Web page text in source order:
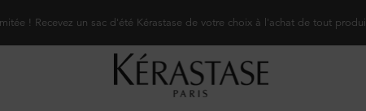
! Recevez un sac d'été Kérastase de votre choix à l'achat de tout